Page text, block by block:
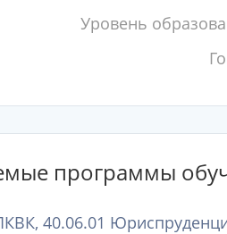
Уровень
программы
40.06.01